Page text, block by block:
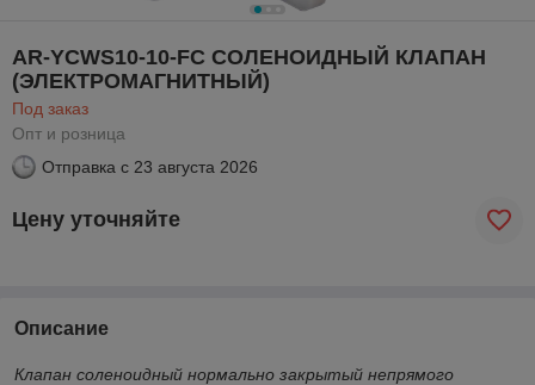
AR-YCWS10-10-FC СОЛЕНОИДНЫЙ КЛАПАН
(ЭЛЕКТРОМАГНИТНЫЙ)
Под заказ
Опт и розница
Отправка с 23 августа 2026
Цену уточняйте
Описание
Клапан соленоидный нормально закрытый непрямого